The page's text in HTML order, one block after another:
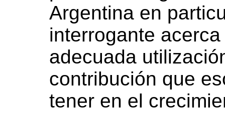
Argentina en
interrogante
adecuada
contribución que
tener en el